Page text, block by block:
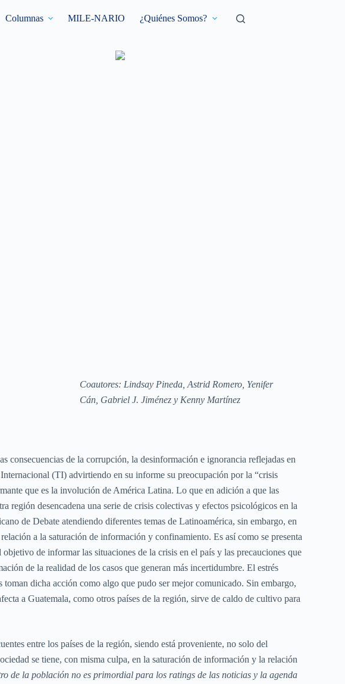
Columnas MILE-NARIO ¿Quiénes Somos?
Coautores: Lindsay Pineda, Astrid Romero, Yenifer
Cán, Gabriel J. Jiménez y Kenny Martínez
consecuencias de la corrupción, la desinformación e ignorancia reflejadas en
(TI) advirtiendo en su informe su preocupación por la “crisis
que es la involución de América Latina. Lo que en adición a que las
región desencadena una serie de crisis colectivas y efectos psicológicos en la
de Debate atendiendo diferentes temas de Latinoamérica, sin embargo, en
a la saturación de información y confinamiento. Es así como se presenta
de informar las situaciones de la crisis en el país y las precauciones que
de la realidad de los casos que generan más incertidumbre. El estrés
dicha acción como algo que pudo ser mejor comunicado. Sin embargo,
a Guatemala, como otros países de la región, sirve de caldo de cultivo para
entre los países de la región, siendo está proveniente, no solo del
se tiene, con misma culpa, en la saturación de información y la relación
de la población no es primordial para los ratings de las noticias y la agenda